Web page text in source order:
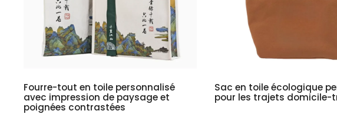
Fourre-tout en toile personnalisé
avec impression de paysage et
poignées contrastées
Sac en toile écologique
pour les trajets domicile-